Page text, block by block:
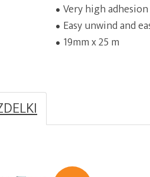
Very high adhesion
Easy unwind and
19mm x 25 m